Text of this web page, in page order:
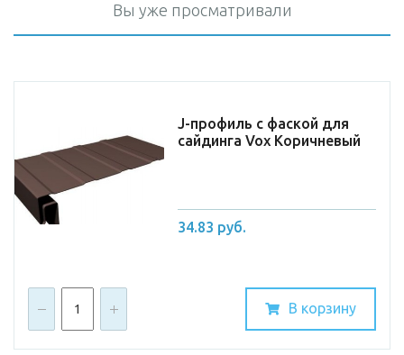
Вы уже просматривали
J-профиль с фаской для
сайдинга Vox Коричневый
34.83 руб.
В корзину